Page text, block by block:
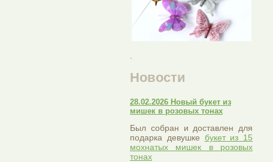
Новости
28.02.2026 Новый букет из
мишек в розовых тонах
Был собран и доставлен для
подарка девушке букет из 15
мохнатых мишек в розовых
тонах